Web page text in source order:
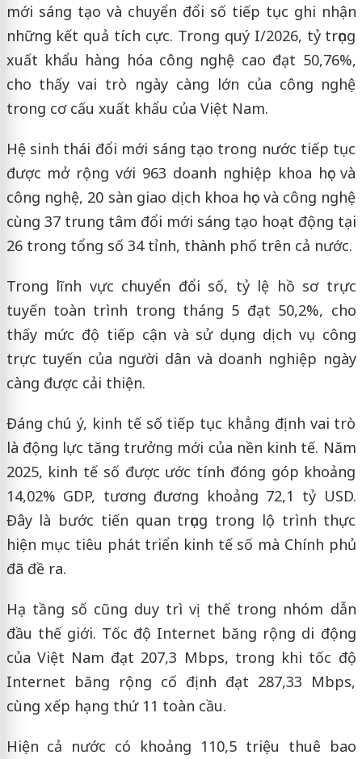
mới sáng tạo và chuyển đổi số tiếp tục ghi nhận
những kết quả tích cực. Trong quý I/2026, tỷ trọng
xuất khẩu hàng hóa công nghệ cao đạt 50,76%,
cho thấy vai trò ngày càng lớn của công nghệ
trong cơ cấu xuất khẩu của Việt Nam.
Hệ sinh thái đổi mới sáng tạo trong nước tiếp tục
được mở rộng với 963 doanh nghiệp khoa học và
công nghệ, 20 sàn giao dịch khoa học và công nghệ
cùng 37 trung tâm đổi mới sáng tạo hoạt động tại
26 trong tổng số 34 tỉnh, thành phố trên cả nước.
Trong lĩnh vực chuyển đổi số, tỷ lệ hồ sơ trực
tuyến toàn trình trong tháng 5 đạt 50,2%, cho
thấy mức độ tiếp cận và sử dụng dịch vụ công
trực tuyến của người dân và doanh nghiệp ngày
càng được cải thiện.
Đáng chú ý, kinh tế số tiếp tục khẳng định vai trò
là động lực tăng trưởng mới của nền kinh tế. Năm
2025, kinh tế số được ước tính đóng góp khoảng
14,02% GDP, tương đương khoảng 72,1 tỷ USD.
Đây là bước tiến quan trọng trong lộ trình thực
hiện mục tiêu phát triển kinh tế số mà Chính phủ
đã đề ra.
Hạ tầng số cũng duy trì vị thế trong nhóm dẫn
đầu thế giới. Tốc độ Internet băng rộng di động
của Việt Nam đạt 207,3 Mbps, trong khi tốc độ
Internet băng rộng cố định đạt 287,33 Mbps,
cùng xếp hạng thứ 11 toàn cầu.
Hiện cả nước có khoảng 110,5 triệu thuê bao